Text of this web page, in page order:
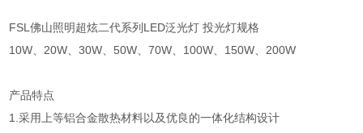
FSL佛山照明超炫二代系列LED泛光灯 投光灯规格
10W、20W、30W、50W、70W、100W、150W、200W
产品特点
1.采用上等铝合金散热材料以及优良的一体化结构设计